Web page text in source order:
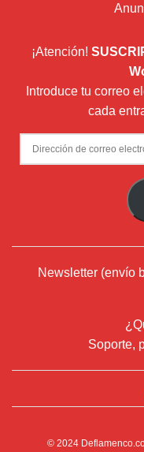
¡Atención!
Introduce tu correo
cada
Dirección
de
Newsletter (envío
Soporte,
© 2024